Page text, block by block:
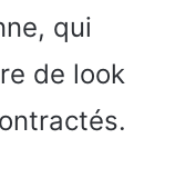
qui
de look